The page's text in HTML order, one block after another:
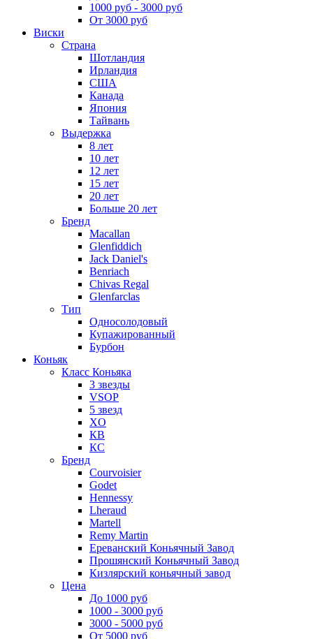
1000 руб - 3000 руб
От 3000 руб
Виски
Страна
Шотландия
Ирландия
США
Канада
Япония
Тайвань
Выдержка
8 лет
10 лет
12 лет
15 лет
20 лет
Больше 20 лет
Бренд
Macallan
Glenfiddich
Jack Daniel's
Benriach
Chivas Regal
Glenfarclas
Тип
Односолодовый
Купажированный
Бурбон
Коньяк
Класс Коньяка
3 звезды
VSOP
5 звезд
XO
КВ
КС
Бренд
Courvoisier
Godet
Hennessy
Lheraud
Martell
Remy Martin
Ереванский Коньячный Завод
Прошянский Коньячный Завод
Кизлярский коньячный завод
Цена
До 1000 руб
1000 - 3000 руб
3000 - 5000 руб
От 5000 руб